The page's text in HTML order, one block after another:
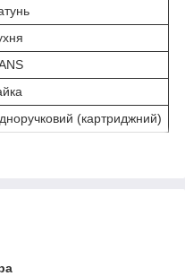
(картриджний)